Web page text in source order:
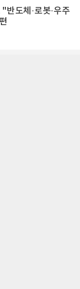
반도체·로봇·우주